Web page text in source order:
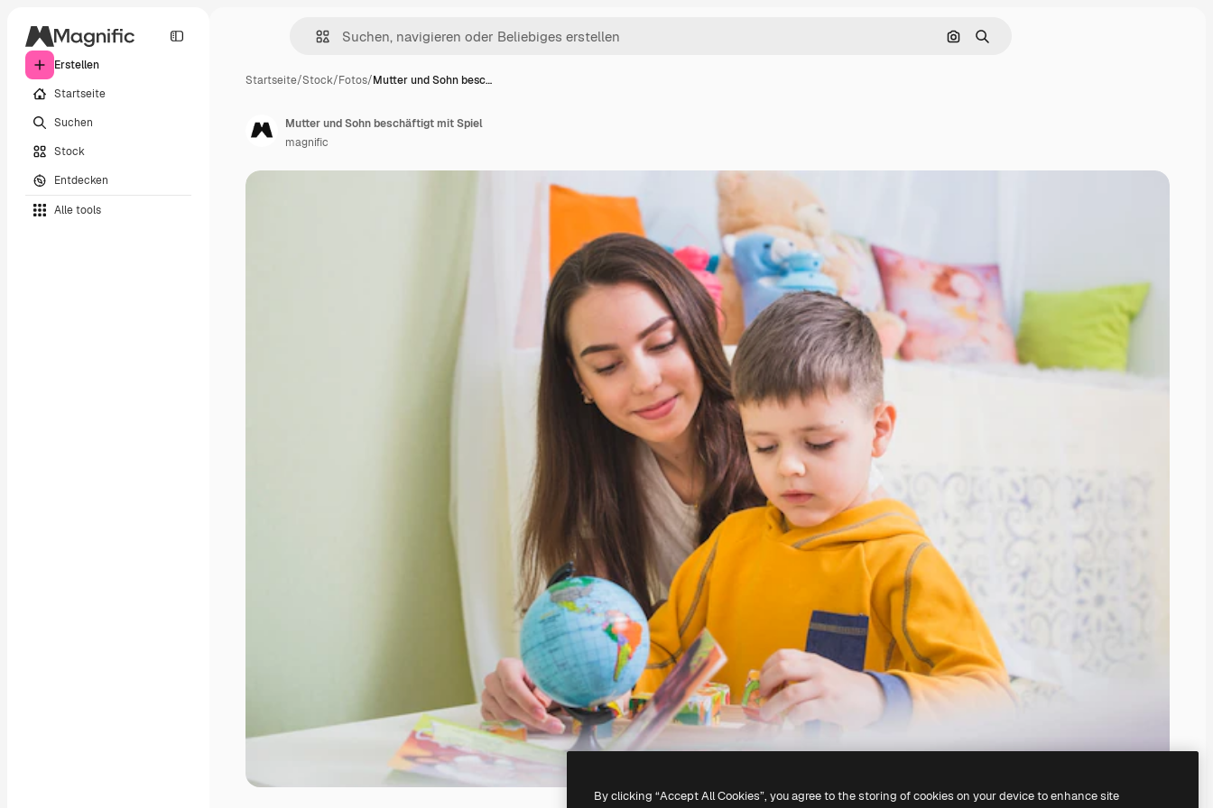
Erstellen
Startseite
Suchen
Stock
Entdecken
Alle tools
Nach Bild suchen
Suchen
Startseite/Stock/Fotos/Mutter und Sohn besc…
Mutter und Sohn beschäftigt mit Spiel
magnific
By clicking “Accept All Cookies”, you agree to the storing of cookies on your device to enhance site